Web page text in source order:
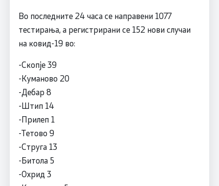
Во последните 24 часа се направени 1077
тестирања, а регистрирани се 152 нови случаи
на ковид-19 во:
-Скопје 39
-Куманово 20
-Дебар 8
-Штип 14
-Прилеп 1
-Тетово 9
-Струга 13
-Битола 5
-Охрид 3